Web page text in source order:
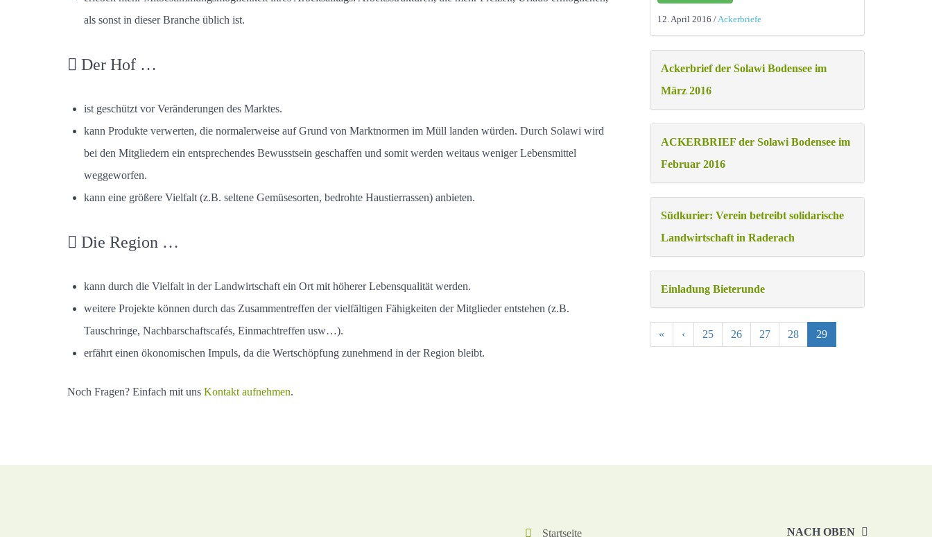
als sonst in dieser Branche üblich ist.
Der Hof …
ist geschützt vor Veränderungen des Marktes.
kann Produkte verwerten, die normalerweise auf Grund von Marktnormen im Müll landen würden. Durch Solawi wird
bei den Mitgliedern ein entsprechendes Bewusstsein geschaffen und somit werden weitaus weniger Lebensmittel
weggeworfen.
kann eine größere Vielfalt (z.B. seltene Gemüsesorten, bedrohte Haustierrassen) anbieten.
Die Region …
kann durch die Vielfalt in der Landwirtschaft ein Ort mit höherer Lebensqualität werden.
weitere Projekte können durch das Zusammentreffen der vielfältigen Fähigkeiten der Mitglieder entstehen (z.B.
Tauschringe, Nachbarschaftscafés, Einmachtreffen usw…).
erfährt einen ökonomischen Impuls, da die Wertschöpfung zunehmend in der Region bleibt.
Noch Fragen? Einfach mit uns Kontakt aufnehmen.
12. April 2016 /Ackerbriefe
Ackerbrief der Solawi Bodensee im
März 2016
ACKERBRIEF der Solawi Bodensee im
Februar 2016
Südkurier: Verein betreibt solidarische
Landwirtschaft in Raderach
Einladung Bieterunde
« ‹ 25 26 27 28 29
Startseite NACH OBEN